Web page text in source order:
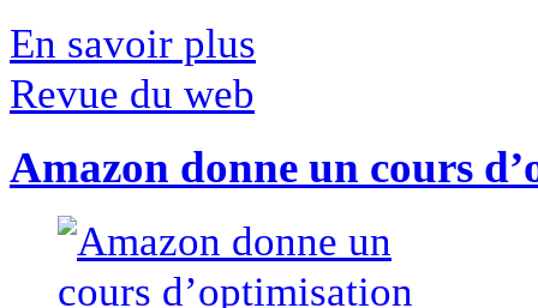
En savoir plus
Revue du web
Amazon donne un cours